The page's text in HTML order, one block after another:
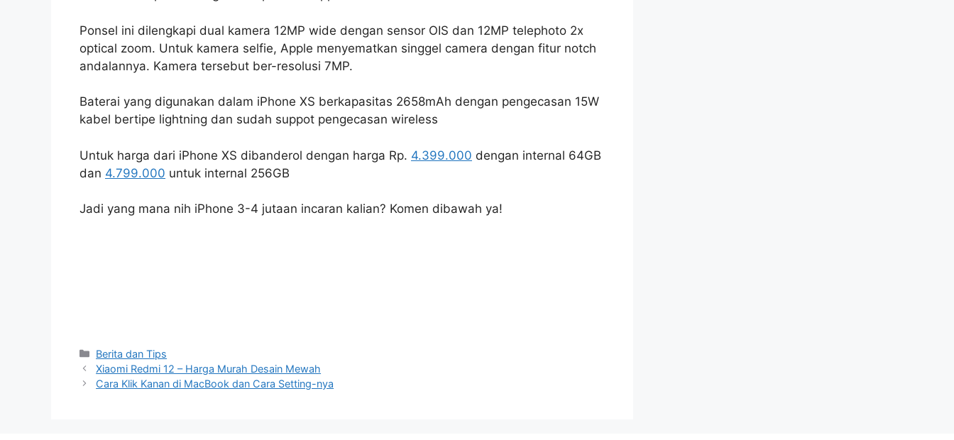
Ponsel ini dilengkapi dual kamera 12MP wide dengan sensor OIS dan 12MP telephoto 2x
optical zoom. Untuk kamera selfie, Apple menyematkan singgel camera dengan fitur notch
andalannya. Kamera tersebut ber-resolusi 7MP.
Baterai yang digunakan dalam iPhone XS berkapasitas 2658mAh dengan pengecasan 15W
kabel bertipe lightning dan sudah suppot pengecasan wireless
Untuk harga dari iPhone XS dibanderol dengan harga Rp. 4.399.000 dengan internal 64GB
dan 4.799.000 untuk internal 256GB
Jadi yang mana nih iPhone 3-4 jutaan incaran kalian? Komen dibawah ya!
Categories
Berita dan Tips
Xiaomi Redmi 12 – Harga Murah Desain Mewah
Cara Klik Kanan di MacBook dan Cara Setting-nya